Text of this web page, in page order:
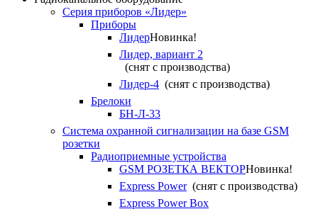
Серия приборов «Лидер»
Приборы
ЛидерНовинка!
Лидер, вариант 2
(снят с производства)
Лидер-4 (снят с производства)
Брелоки
БН-Л-33
Система охранной сигнализации на базе GSM
розетки
Радиоприемные устройства
GSM РОЗЕТКА ВЕКТОРНовинка!
Express Power(снят с производства)
Express Power Box